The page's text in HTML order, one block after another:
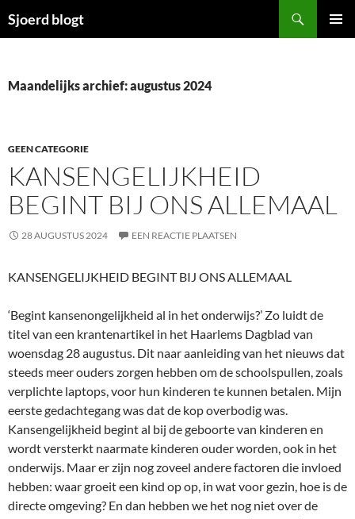
naar
Sjoerd blogt
Maandelijks archief: augustus 2024
GEEN CATEGORIE
KANSENGELIJKHEID
BEGINT BIJ ONS ALLEMAAL
28 AUGUSTUS 2024 EEN REACTIE PLAATSEN
KANSENGELIJKHEID BEGINT BIJ ONS ALLEMAAL
‘Begint kansenongelijkheid al in het onderwijs?’ Zo luidt de
titel van een krantenartikel in het Haarlems Dagblad van
woensdag 28 augustus. Dit naar aanleiding van het nieuws dat
steeds meer ouders zorgen hebben om de schoolspullen, zoals
verplichte laptops, voor hun kinderen te kunnen betalen. Mijn
eerste gedachtegang was dat de kop overbodig was.
Kansengelijkheid begint al bij de geboorte van kinderen en
wordt versterkt naarmate kinderen ouder worden, ook in het
onderwijs. Maar er zijn nog zoveel andere factoren die invloed
hebben: waar groeit een kind op op, in wat voor gezin, hoe is de
directe omgeving? En dan hebben we het nog niet over de